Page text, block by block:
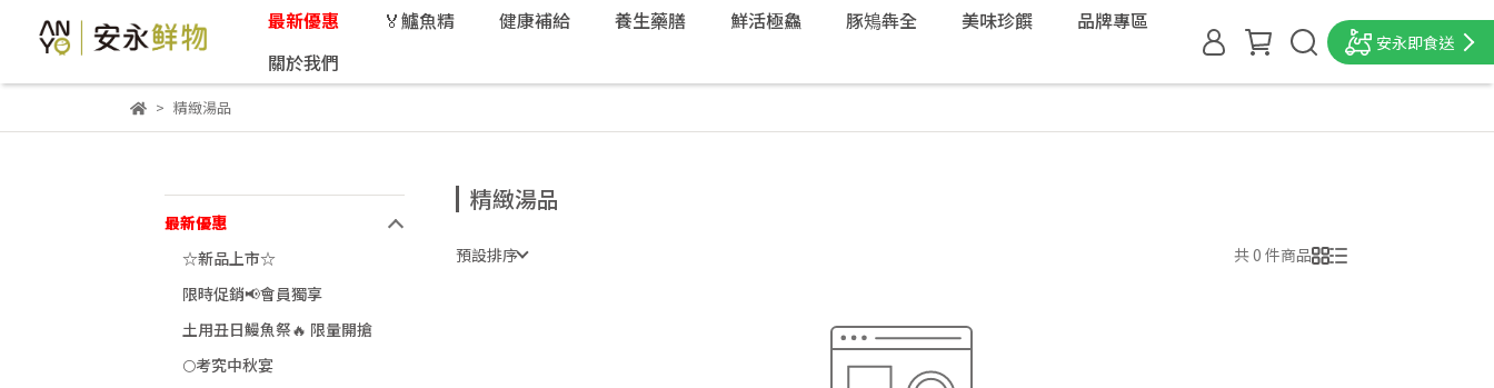
最新優惠 🏅鱸魚精 健康補給 養生藥膳 鮮活極鱻 豚鴙犇全 美味珍饌
品牌專區
關於我們
安永即食送
精緻湯品
最新優惠
☆新品上市☆
限時促銷📢會員獨享
土用丑日鰻魚祭🔥 限量開搶
🌕考究中秋宴
精緻湯品
預設排序 共 0 件商品